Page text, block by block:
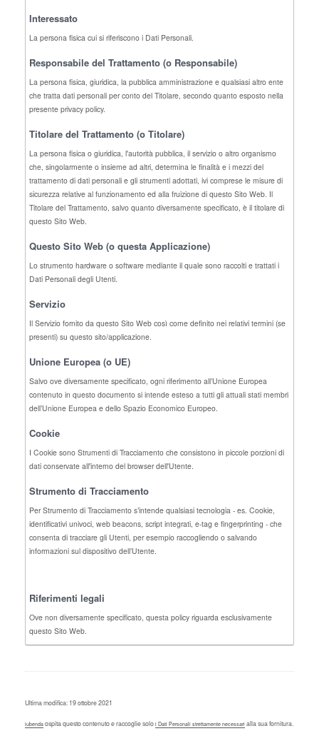
Interessato
La persona fisica cui si riferiscono i Dati Personali.
Responsabile del Trattamento (o Responsabile)
La persona fisica, giuridica, la pubblica amministrazione e qualsiasi altro ente
che tratta dati personali per conto del Titolare, secondo quanto esposto nella
presente privacy policy.
Titolare del Trattamento (o Titolare)
La persona fisica o giuridica, l'autorità pubblica, il servizio o altro organismo
che, singolarmente o insieme ad altri, determina le finalità e i mezzi del
trattamento di dati personali e gli strumenti adottati, ivi comprese le misure di
sicurezza relative al funzionamento ed alla fruizione di questo Sito Web. Il
Titolare del Trattamento, salvo quanto diversamente specificato, è il titolare di
questo Sito Web.
Questo Sito Web (o questa Applicazione)
Lo strumento hardware o software mediante il quale sono raccolti e trattati i
Dati Personali degli Utenti.
Servizio
Il Servizio fornito da questo Sito Web così come definito nei relativi termini (se
presenti) su questo sito/applicazione.
Unione Europea (o UE)
Salvo ove diversamente specificato, ogni riferimento all’Unione Europea
contenuto in questo documento si intende esteso a tutti gli attuali stati membri
dell’Unione Europea e dello Spazio Economico Europeo.
Cookie
I Cookie sono Strumenti di Tracciamento che consistono in piccole porzioni di
dati conservate all'interno del browser dell'Utente.
Strumento di Tracciamento
Per Strumento di Tracciamento s’intende qualsiasi tecnologia - es. Cookie,
identificativi univoci, web beacons, script integrati, e-tag e fingerprinting - che
consenta di tracciare gli Utenti, per esempio raccogliendo o salvando
informazioni sul dispositivo dell’Utente.
Riferimenti legali
Ove non diversamente specificato, questa policy riguarda esclusivamente
questo Sito Web.
Ultima modifica: 19 ottobre 2021
iubenda ospita questo contenuto e raccoglie solo i Dati Personali strettamente necessari alla sua fornitura.